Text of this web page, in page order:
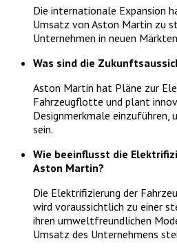
Die internationale Expansion
Umsatz von Aston Martin zu
Unternehmen in neuen
Was sind die
Aston Martin hat Pläne zur
Fahrzeugflotte und plant
Designmerkmale einzuführen,
sein.
Wie beeinflusst die
Aston Martin?
Die Elektrifizierung der
wird voraussichtlich zu einer
ihren umweltfreundlichen
Umsatz des Unternehmens